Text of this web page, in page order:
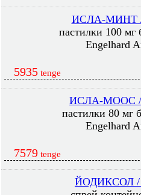
ИСЛА-МИНТ /
пастилки 100 мг
Engelhard
5935 tenge
ИСЛА-МООС /
пастилки 80 мг
Engelhard
7579 tenge
ЙОДИКСОЛ /